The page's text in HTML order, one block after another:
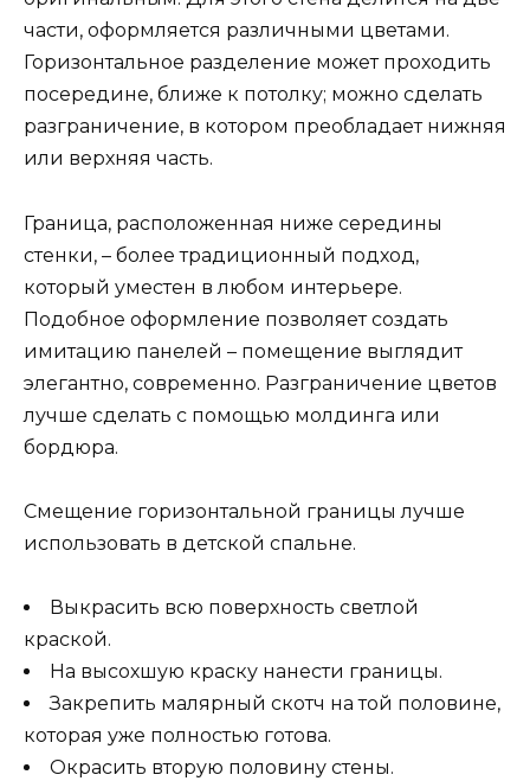
части, оформляется различными цветами.
Горизонтальное разделение может проходить
посередине, ближе к потолку; можно сделать
разграничение, в котором преобладает нижняя
или верхняя часть.
Граница, расположенная ниже середины
стенки, – более традиционный подход,
который уместен в любом интерьере.
Подобное оформление позволяет создать
имитацию панелей – помещение выглядит
элегантно, современно. Разграничение цветов
лучше сделать с помощью молдинга или
бордюра.
Смещение горизонтальной границы лучше
использовать в детской спальне.
Выкрасить всю поверхность светлой
краской.
На высохшую краску нанести границы.
Закрепить малярный скотч на той половине,
которая уже полностью готова.
Окрасить вторую половину стены.